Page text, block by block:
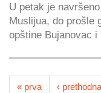
U petak je
Muslijua, do prošle
opštine Bujanovac i
« prva ‹ prethodna